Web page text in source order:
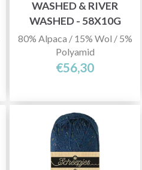
WASHED & RIVER
WASHED - 58X10G
80% Alpaca / 15% Wol / 5%
Polyamid
€56,30